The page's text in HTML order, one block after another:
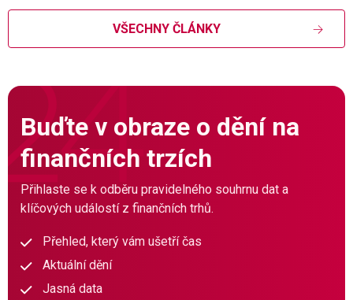
VŠECHNY ČLÁNKY
Buďte v obraze o dění na
finančních trzích
Přihlaste se k odběru pravidelného souhrnu dat a
klíčových událostí z finančních trhů.
Přehled, který vám ušetří čas
Aktuální dění
Jasná data